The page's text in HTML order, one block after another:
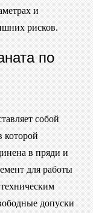
и
рисков.
по
собой
которой
в пряди и
для работы
допуски